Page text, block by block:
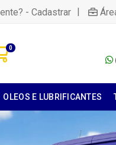
- Cadastrar |
0
OLEOS E LUBRIFICANTES